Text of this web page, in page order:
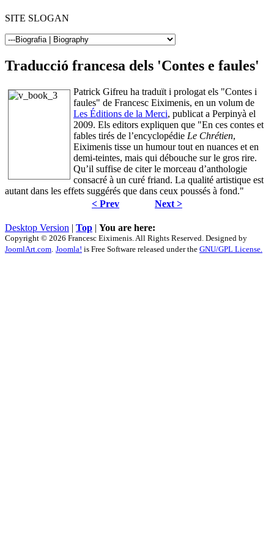
SITE SLOGAN
Traducció francesa dels 'Contes e faules'
Patrick Gifreu ha traduït i prologat els "Contes i
faules" de Francesc Eiximenis, en un volum de
Les Éditions de la Merci, publicat a Perpinyà el
2009. Els editors expliquen que "En ces contes et
fables tirés de l’encyclopédie Le Chrétien,
Eiximenis tisse un humour tout en nuances et en
demi-teintes, mais qui débouche sur le gros rire.
Qu’il suffise de citer le morceau d’anthologie
consacré à un curé friand. La qualité artistique est
autant dans les effets suggérés que dans ceux poussés à fond."
< Prev
Next >
Desktop Version | Top | You are here:
Copyright © 2026 Francesc Eiximenis. All Rights Reserved. Designed by
JoomlArt.com. Joomla! is Free Software released under the GNU/GPL License.